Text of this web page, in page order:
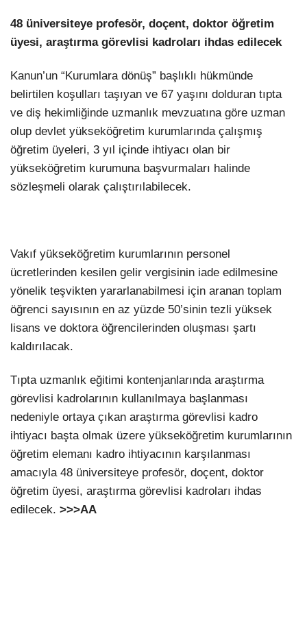
48 üniversiteye profesör, doçent, doktor öğretim
üyesi, araştırma görevlisi kadroları ihdas edilecek
Kanun’un “Kurumlara dönüş” başlıklı hükmünde
belirtilen koşulları taşıyan ve 67 yaşını dolduran tıpta
ve diş hekimliğinde uzmanlık mevzuatına göre uzman
olup devlet yükseköğretim kurumlarında çalışmış
öğretim üyeleri, 3 yıl içinde ihtiyacı olan bir
yükseköğretim kurumuna başvurmaları halinde
sözleşmeli olarak çalıştırılabilecek.
Vakıf yükseköğretim kurumlarının personel
ücretlerinden kesilen gelir vergisinin iade edilmesine
yönelik teşvikten yararlanabilmesi için aranan toplam
öğrenci sayısının en az yüzde 50’sinin tezli yüksek
lisans ve doktora öğrencilerinden oluşması şartı
kaldırılacak.
Tıpta uzmanlık eğitimi kontenjanlarında araştırma
görevlisi kadrolarının kullanılmaya başlanması
nedeniyle ortaya çıkan araştırma görevlisi kadro
ihtiyacı başta olmak üzere yükseköğretim kurumlarının
öğretim elemanı kadro ihtiyacının karşılanması
amacıyla 48 üniversiteye profesör, doçent, doktor
öğretim üyesi, araştırma görevlisi kadroları ihdas
edilecek. >>>AA